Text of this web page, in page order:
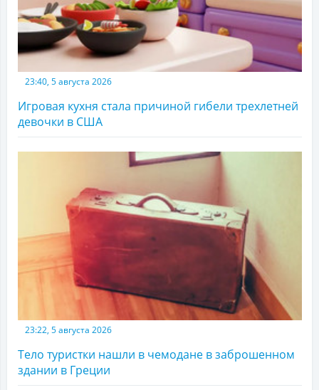
23:40, 5 августа 2026
Игровая кухня стала причиной гибели трехлетней
девочки в США
23:22, 5 августа 2026
Тело туристки нашли в чемодане в заброшенном
здании в Греции